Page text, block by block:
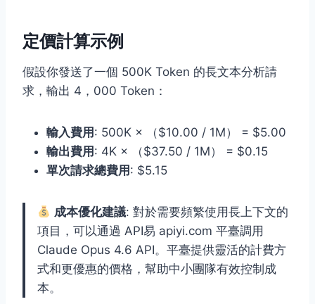
定價計算示例
假設你發送了一個 500K Token 的長文本分析請
求，輸出 4，000 Token：
輸入費用 : 500K × （$10.00 / 1M） = $5.00
輸出費用 : 4K × （$37.50 / 1M） = $0.15
單次請求總費用 : $5.15
成本優化建議: 對於需要頻繁使用長上下文的
項目，可以通過 API易 apiyi.com 平臺調用
Claude Opus 4.6 API。平臺提供靈活的計費方
式和更優惠的價格，幫助中小團隊有效控制成
本。